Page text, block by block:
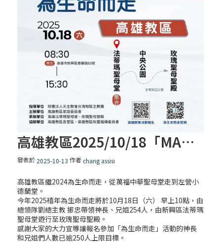
高雄教區2025/10/18「MARCH FOR LIFE 」為生命而走
發表於 2025-10-13 作者chang assisi
高雄教區繼2024為生命而走，從萬福中華聖母堂走到左營小
德蘭堂。
今年2025禧年為生命而走將於10月18日（六） 早上10點，由
總領隊劉總主教 振忠帶領神長、兄姐254人，由新興區法蒂瑪
聖母堂遊行至玫瑰聖母聖殿。
感謝大家的大力宣導讓報名參加「為生命而走」活動的神長
和兄姐們人數已逾250人上限目標。